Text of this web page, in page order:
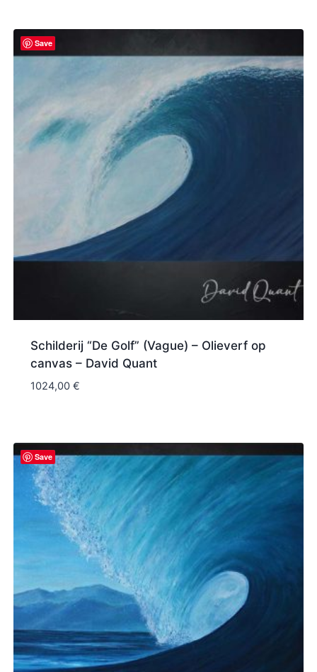
Save
Schilderij “De Golf” (Vague) – Olieverf op
canvas – David Quant
1024,00€
Save